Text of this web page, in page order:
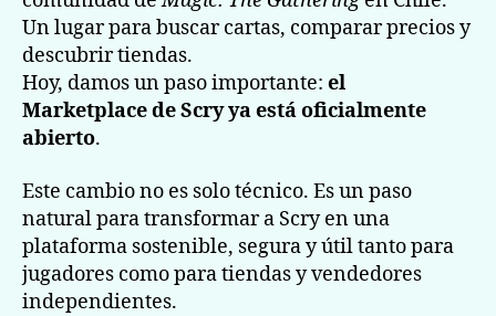
Un lugar para buscar cartas, comparar precios y
descubrir tiendas.
Hoy, damos un paso importante: el
Marketplace de Scry ya está oficialmente
abierto.
Este cambio no es solo técnico. Es un paso
natural para transformar a Scry en una
plataforma sostenible, segura y útil tanto para
jugadores como para tiendas y vendedores
independientes.